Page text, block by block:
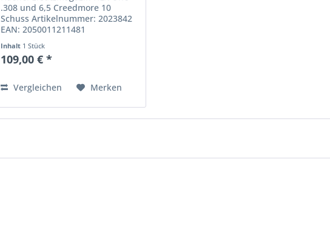
.308 und 6,5 Creedmore 10
Schuss Artikelnummer: 2023842
EAN: 2050011211481
Inhalt 1 Stück
109,00 € *
Vergleichen Merken